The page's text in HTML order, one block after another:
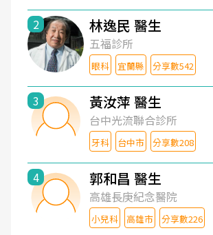
2 林逸民 醫生
五福診所
眼科 宜蘭縣 分享數542
3 黃汝萍 醫生
台中光流聯合診所
牙科 台中市 分享數208
4 郭和昌 醫生
高雄長庚紀念醫院
小兒科 高雄市 分享數226